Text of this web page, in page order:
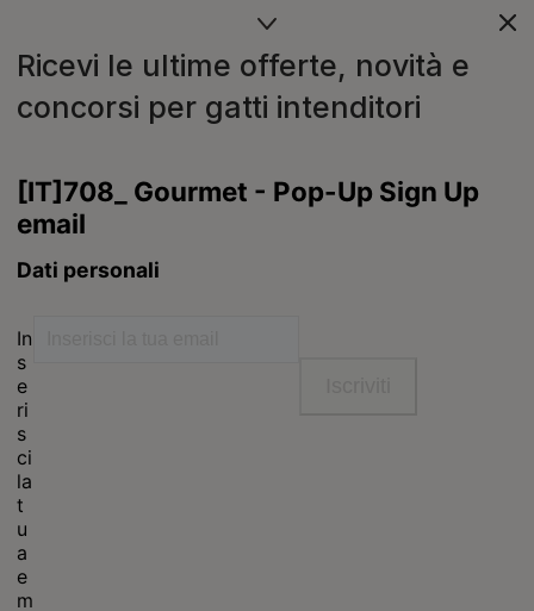
Ricevi le ultime offerte, novità e
concorsi per gatti intenditori
Purina
For our partners